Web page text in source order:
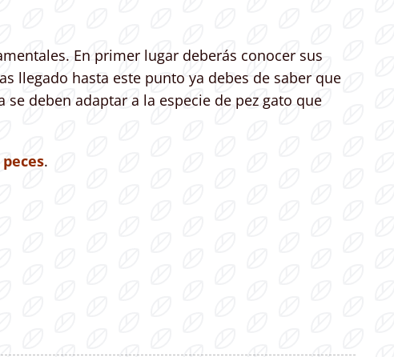
En primer lugar deberás conocer sus
llegado hasta este punto ya debes de saber que
deben adaptar a la especie de pez gato que
peces.